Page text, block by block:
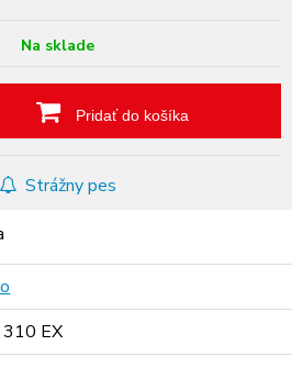
Na sklade
Pridať do košíka
Strážny pes
310 EX